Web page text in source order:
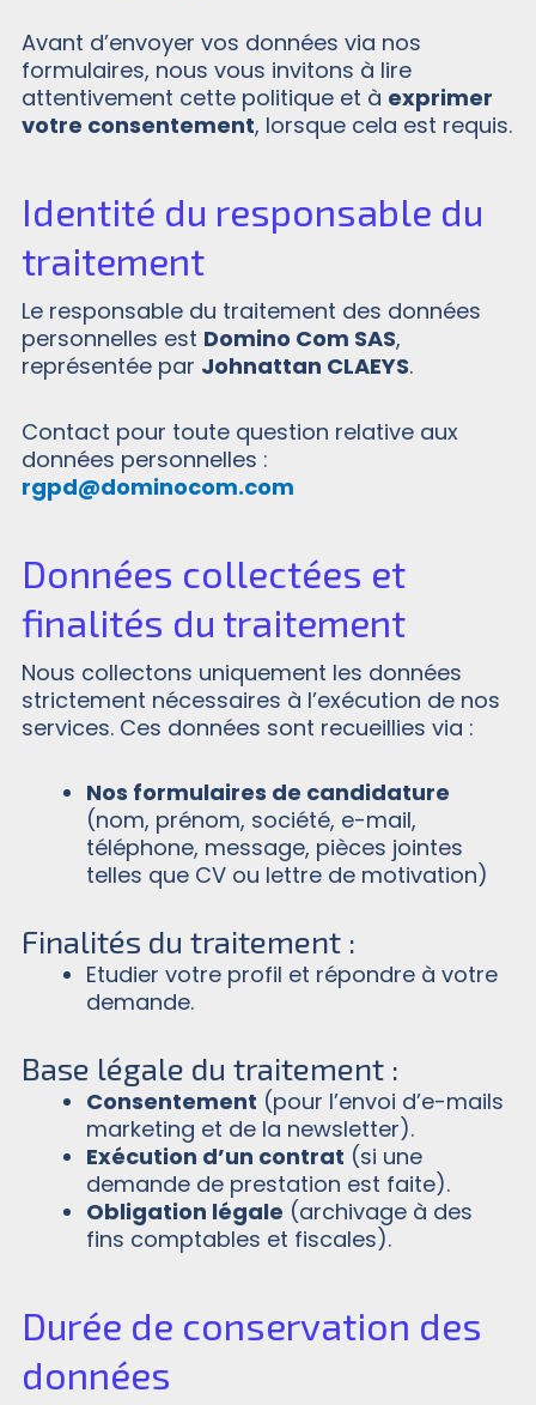
Avant d’envoyer vos données via nos
formulaires, nous vous invitons à lire
attentivement cette politique et à exprimer
votre consentement, lorsque cela est requis.
Identité du responsable du
traitement
Le responsable du traitement des données
personnelles est Domino Com SAS,
représentée par Johnattan CLAEYS.
Contact pour toute question relative aux
données personnelles :
rgpd@dominocom.com
Données collectées et
finalités du traitement
Nous collectons uniquement les données
strictement nécessaires à l’exécution de nos
services. Ces données sont recueillies via :
Nos formulaires de candidature
(nom, prénom, société, e-mail,
téléphone, message, pièces jointes
telles que CV ou lettre de motivation)
Finalités du traitement :
Etudier votre profil et répondre à votre
demande.
Base légale du traitement :
Consentement (pour l’envoi d’e-mails
marketing et de la newsletter).
Exécution d’un contrat (si une
demande de prestation est faite).
Obligation légale (archivage à des
fins comptables et fiscales).
Durée de conservation des
données